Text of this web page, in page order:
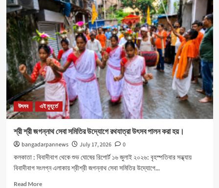
সরকারের
নতুন
ভাবনায়
রাজ্যের
উন্নয়ন
গতি
পাবে:
দাবী
সৌমেন
কোলের
উৎসব এই মুহূর্তে
শ্রী শ্রী জগন্নাথ সেবা সমিতির উদ্যোগে রথযাত্রা উৎসব পালন করা হয়।
bangadarpannews July 17, 2026
0
কলকাতা : বিবাদীবাগ থেকে শুভ ঘোষের রিপোর্ট ১৬ জুলাই ২০২৬: বৃহস্পতিবার সন্ধ্যায়
বিবাদীবাগ সংলগ্ন এলাকায় শ্রীশ্রী জগন্নাথ সেবা সমিতির উদ্যোগে...
Read MoreRead